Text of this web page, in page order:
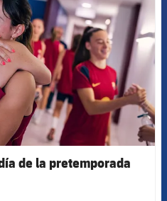
de la pretemporada